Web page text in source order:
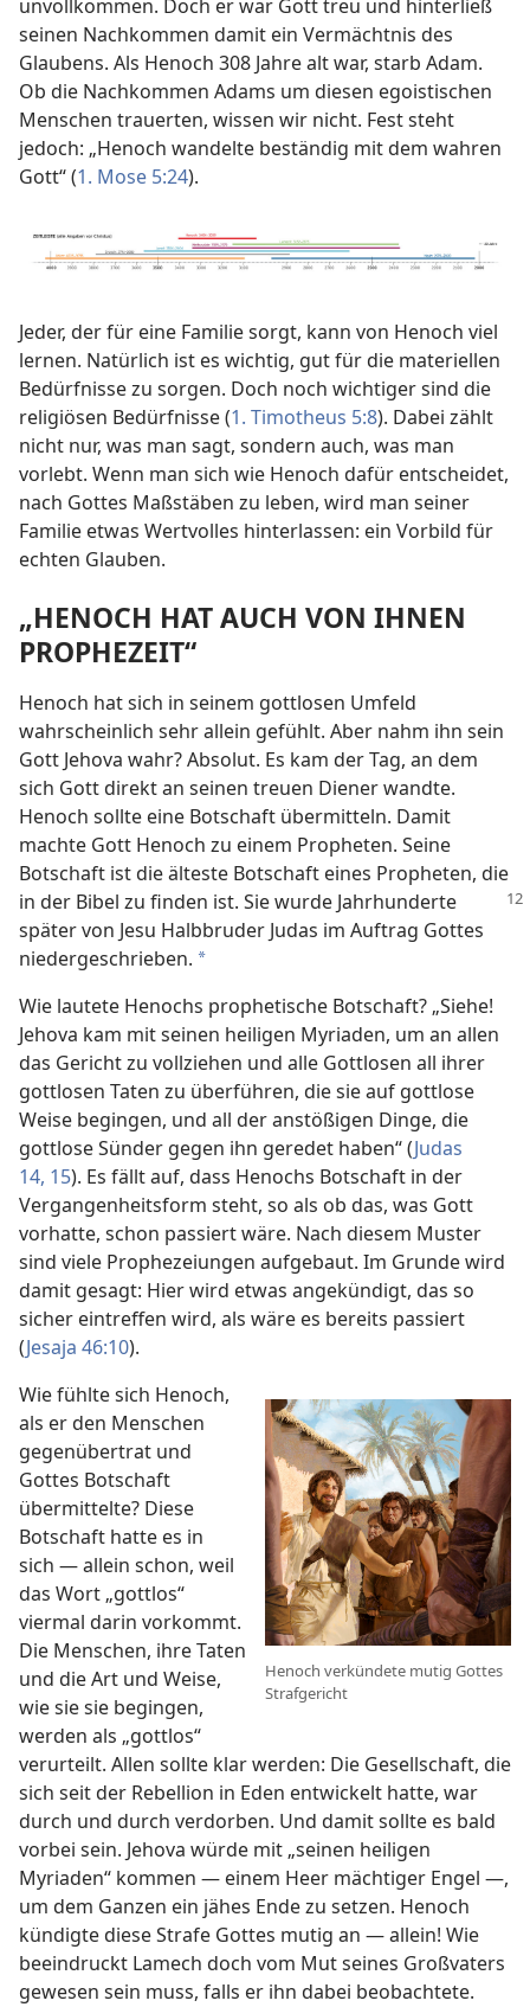
unvollkommen. Doch er war Gott treu und hinterließ
seinen Nachkommen damit ein Vermächtnis des
Glaubens. Als Henoch 308 Jahre alt war, starb Adam.
Ob die Nachkommen Adams um diesen egoistischen
Menschen trauerten, wissen wir nicht. Fest steht
jedoch: „Henoch wandelte beständig mit dem wahren
Gott“ (1. Mose 5:24).
Jeder, der für eine Familie sorgt, kann von Henoch viel
lernen. Natürlich ist es wichtig, gut für die materiellen
Bedürfnisse zu sorgen. Doch noch wichtiger sind die
religiösen Bedürfnisse (1. Timotheus 5:8). Dabei zählt
nicht nur, was man sagt, sondern auch, was man
vorlebt. Wenn man sich wie Henoch dafür entscheidet,
nach Gottes Maßstäben zu leben, wird man seiner
Familie etwas Wertvolles hinterlassen: ein Vorbild für
echten Glauben.
„HENOCH HAT AUCH VON IHNEN
PROPHEZEIT“
Henoch hat sich in seinem gottlosen Umfeld
wahrscheinlich sehr allein gefühlt. Aber nahm ihn sein
Gott Jehova wahr? Absolut. Es kam der Tag, an dem
sich Gott direkt an seinen treuen Diener wandte.
Henoch sollte eine Botschaft übermitteln. Damit
machte Gott Henoch zu einem Propheten. Seine
Botschaft ist die älteste Botschaft eines Propheten, die
in der Bibel zu finden ist. Sie wurde Jahrhunderte
später von Jesu Halbbruder Judas im Auftrag Gottes
niedergeschrieben. a
Wie lautete Henochs prophetische Botschaft? „Siehe!
Jehova kam mit seinen heiligen Myriaden, um an allen
das Gericht zu vollziehen und alle Gottlosen all ihrer
gottlosen Taten zu überführen, die sie auf gottlose
Weise begingen, und all der anstößigen Dinge, die
gottlose Sünder gegen ihn geredet haben“ (Judas
14, 15). Es fällt auf, dass Henochs Botschaft in der
Vergangenheitsform steht, so als ob das, was Gott
vorhatte, schon passiert wäre. Nach diesem Muster
sind viele Prophezeiungen aufgebaut. Im Grunde wird
damit gesagt: Hier wird etwas angekündigt, das so
sicher eintreffen wird, als wäre es bereits passiert
(Jesaja 46:10).
Henoch verkündete mutig Gottes
Strafgericht
Wie fühlte sich Henoch,
als er den Menschen
gegenübertrat und
Gottes Botschaft
übermittelte? Diese
Botschaft hatte es in
sich — allein schon, weil
das Wort „gottlos“
viermal darin vorkommt.
Die Menschen, ihre Taten
und die Art und Weise,
wie sie sie begingen,
werden als „gottlos“
verurteilt. Allen sollte klar werden: Die Gesellschaft, die
sich seit der Rebellion in Eden entwickelt hatte, war
durch und durch verdorben. Und damit sollte es bald
vorbei sein. Jehova würde mit „seinen heiligen
Myriaden“ kommen — einem Heer mächtiger Engel —,
um dem Ganzen ein jähes Ende zu setzen. Henoch
kündigte diese Strafe Gottes mutig an — allein! Wie
beeindruckt Lamech doch vom Mut seines Großvaters
gewesen sein muss, falls er ihn dabei beobachtete.